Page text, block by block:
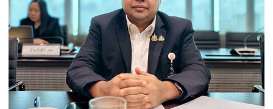
อุดรธานี
2569
เปิด
พื้นที่
ศรัทธา
คู่